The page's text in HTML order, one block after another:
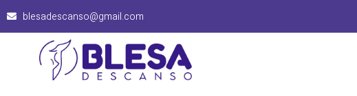
blesadescanso@gmail.com